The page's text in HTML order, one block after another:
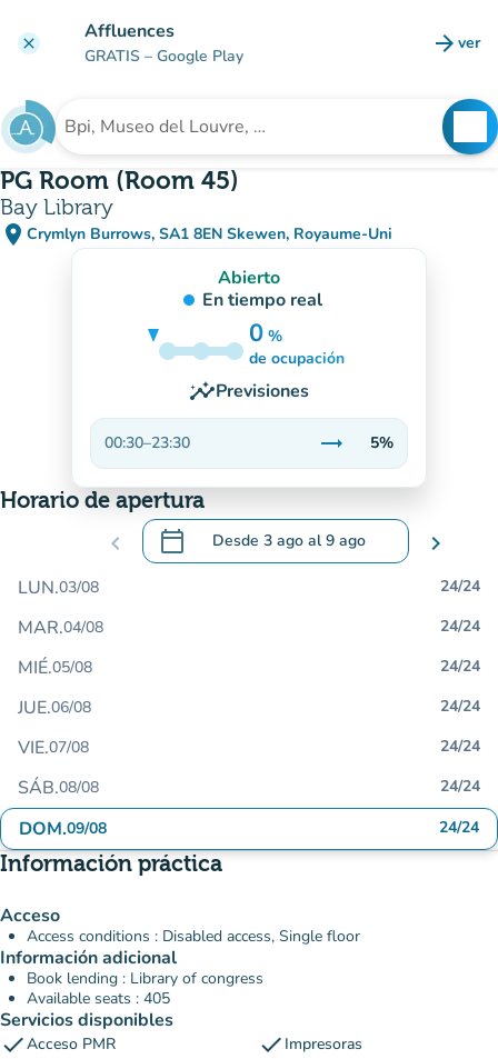
clear Affluences
GRATIS – Google Play arrow_forward ver
Buscar un establecimiento
PG Room (Room 45)
Bay Library
place Crymlyn Burrows, SA1 8EN Skewen, Royaume-Uni
(abrir en Google Maps)
(nueva pestaña)
Abierto
En tiempo real
0 %
5%
de ocupación
insightsPrevisiones
00:30–23:30 trending_flat
Estable
5%
Horario de apertura
chevron_left calendar_today Desde 3 ago al9 ago
.Abra el calendario para cambiar las
chevron_right
LUN.03/08 24/24
MAR.04/08 24/24
MIÉ.05/08 24/24
JUE.06/08 24/24
VIE.07/08 24/24
SÁB.08/08 24/24
DOM.09/08 24/24
Información práctica
Acceso
Access conditions : Disabled access, Single floor
Información adicional
Book lending : Library of congress
Available seats : 405
Servicios disponibles
checkAcceso PMR check Impresoras